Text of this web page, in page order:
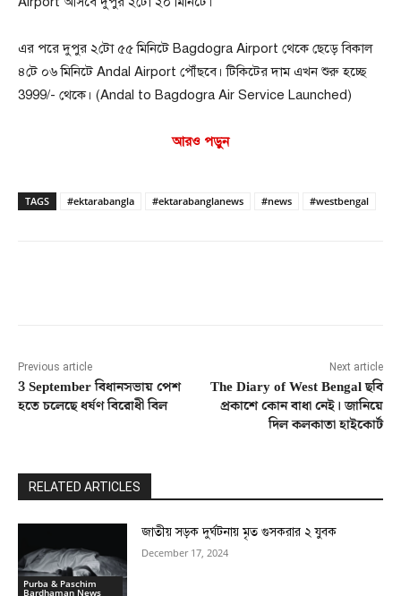
এর পরে দুপুর ২টো ৫৫ মিনিটে Bagdogra Airport থেকে ছেড়ে বিকাল
৪টে ০৬ মিনিটে Andal Airport পৌঁছবে। টিকিটের দাম এখন শুরু হচ্ছে
3999/- থেকে। (Andal to Bagdogra Air Service Launched)
আরও পড়ুন
TAGS #ektarabangla #ektarabanglanews #news #westbengal
Previous article
3 September বিধানসভায় পেশ
হতে চলেছে ধর্ষণ বিরোধী বিল
Next article
The Diary of West Bengal ছবি
প্রকাশে কোন বাধা নেই। জানিয়ে
দিল কলকাতা হাইকোর্ট
RELATED ARTICLES
Purba & Paschim
Bardhaman News
জাতীয় সড়ক দুর্ঘটনায় মৃত গুসকরার ২ যুবক
December 17, 2024